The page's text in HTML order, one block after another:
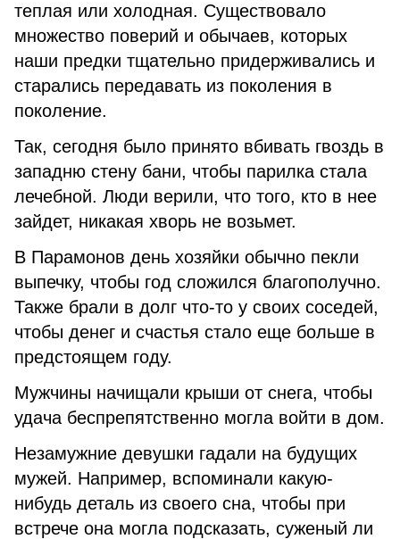
теплая или холодная. Существовало
множество поверий и обычаев, которых
наши предки тщательно придерживались и
старались передавать из поколения в
поколение.
Так, сегодня было принято вбивать гвоздь в
западню стену бани, чтобы парилка стала
лечебной. Люди верили, что того, кто в нее
зайдет, никакая хворь не возьмет.
В Парамонов день хозяйки обычно пекли
выпечку, чтобы год сложился благополучно.
Также брали в долг что-то у своих соседей,
чтобы денег и счастья стало еще больше в
предстоящем году.
Мужчины начищали крыши от снега, чтобы
удача беспрепятственно могла войти в дом.
Незамужние девушки гадали на будущих
мужей. Например, вспоминали какую-
нибудь деталь из своего сна, чтобы при
встрече она могла подсказать, суженый ли